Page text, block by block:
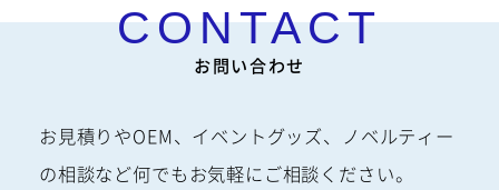
お問い合わせ
お見積りやOEM、イベントグッズ、ノベルティー
の相談など何でもお気軽にご相談ください。